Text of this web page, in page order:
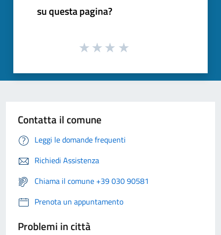
su questa pagina?
Contatta il comune
Leggi le domande frequenti
Richiedi Assistenza
Chiama il comune +39 030 90581
Prenota un appuntamento
Problemi in città